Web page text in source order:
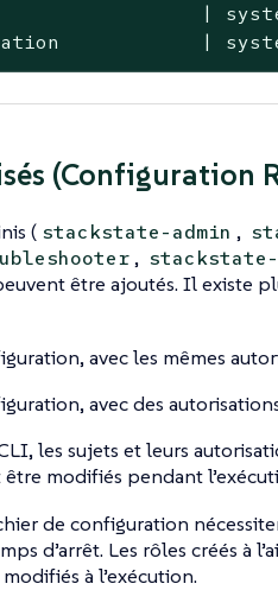
|
|
(Configuration
( stackstate-admin ,
,
être ajoutés. Il existe
avec les mêmes
avec des
les sujets et leurs
modifiés pendant
de configuration
d’arrêt. Les rôles créés à
à l’exécution.